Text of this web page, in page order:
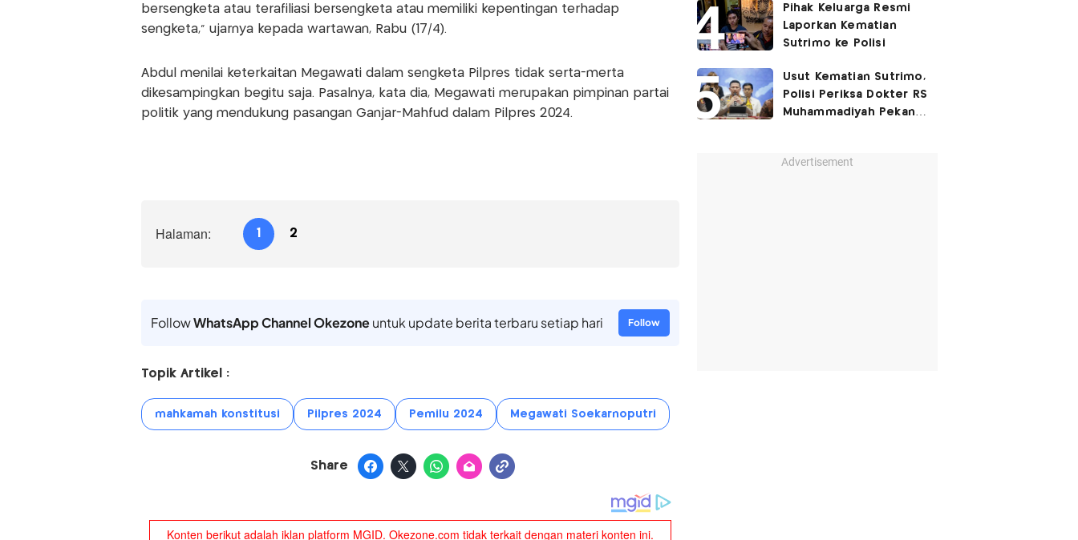
bersengketa atau terafiliasi bersengketa atau memiliki kepentingan terhadap
sengketa," ujarnya kepada wartawan, Rabu (17/4).
Abdul menilai keterkaitan Megawati dalam sengketa Pilpres tidak serta-merta
dikesampingkan begitu saja. Pasalnya, kata dia, Megawati merupakan pimpinan partai
politik yang mendukung pasangan Ganjar-Mahfud dalam Pilpres 2024.
Halaman: 1 2
FollowWhatsApp Channel Okezoneuntuk update berita terbaru setiap hari Follow
Topik Artikel :
mahkamah konstitusi Pilpres 2024 Pemilu 2024 Megawati Soekarnoputri
Share
Pihak Keluarga Resmi
Laporkan Kematian
Sutrimo ke Polisi
Usut Kematian Sutrimo,
Polisi Periksa Dokter RS
Muhammadiyah Pekan
Advertisement